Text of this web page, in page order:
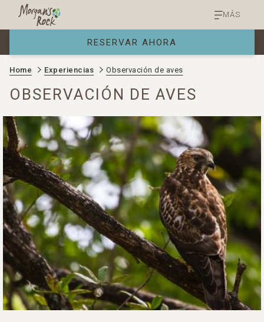
MÁS
RESERVAR AHORA
Home Experiencias Observación de aves
OBSERVACIÓN DE AVES